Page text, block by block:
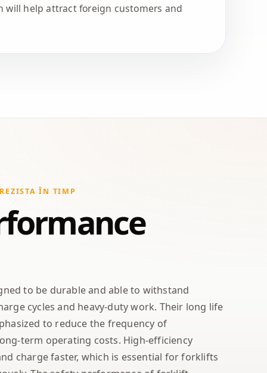
will help attract foreign customers and
ÎN TIMP
to be durable and able to withstand
cycles and heavy-duty work. Their long life
to reduce the frequency of
term operating costs. High-efficiency
charge faster, which is essential for forklifts